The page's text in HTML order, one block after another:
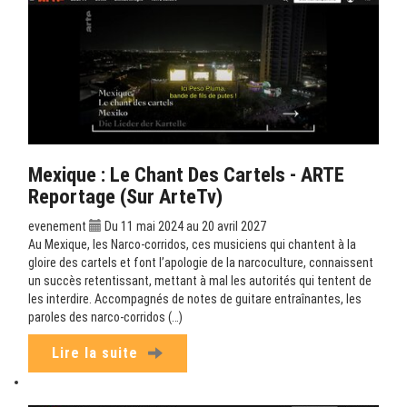
Mexique : Le Chant Des Cartels - ARTE
Reportage (sur ArteTv)
evenement
Du 11 mai 2024 au 20 avril 2027
Au Mexique, les Narco-corridos, ces musiciens qui chantent à la
gloire des cartels et font l’apologie de la narcoculture, connaissent
un succès retentissant, mettant à mal les autorités qui tentent de
les interdire. Accompagnés de notes de guitare entraînantes, les
paroles des narco-corridos (…)
Lire la suite